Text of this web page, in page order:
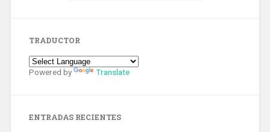
TRADUCTOR
Powered by Translate
ENTRADAS RECIENTES